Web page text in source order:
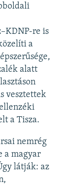
re is
a
alatt
vesztettek
a Tisza.
nemrég
a magyar
látják: az